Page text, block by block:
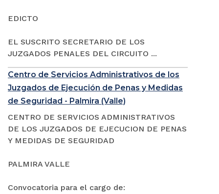
EDICTO
EL SUSCRITO SECRETARIO DE LOS
JUZGADOS PENALES DEL CIRCUITO ...
Centro de Servicios Administrativos de los
Juzgados de Ejecución de Penas y Medidas
de Seguridad - Palmira (Valle)
CENTRO DE SERVICIOS ADMINISTRATIVOS
DE LOS JUZGADOS DE EJECUCION DE PENAS
Y MEDIDAS DE SEGURIDAD
PALMIRA VALLE
Convocatoria para el cargo de: